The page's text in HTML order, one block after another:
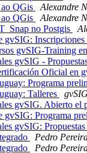
QGis
Alexandre
QGis
Alexandre
no Postgis
gvSIG: Inscripciones
gvSIG-Training
gvSIG -
Oficial en
Programa
Talleres
gvSIG. Abierto el
gvSIG: Programa
gvSIG:
Pedro
Pedro